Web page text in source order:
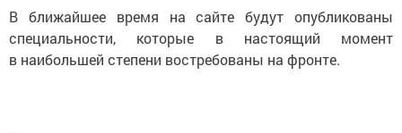
В ближайшее время на сайте будут опубликованы
специальности, которые в настоящий момент
в наибольшей степени востребованы на фронте.